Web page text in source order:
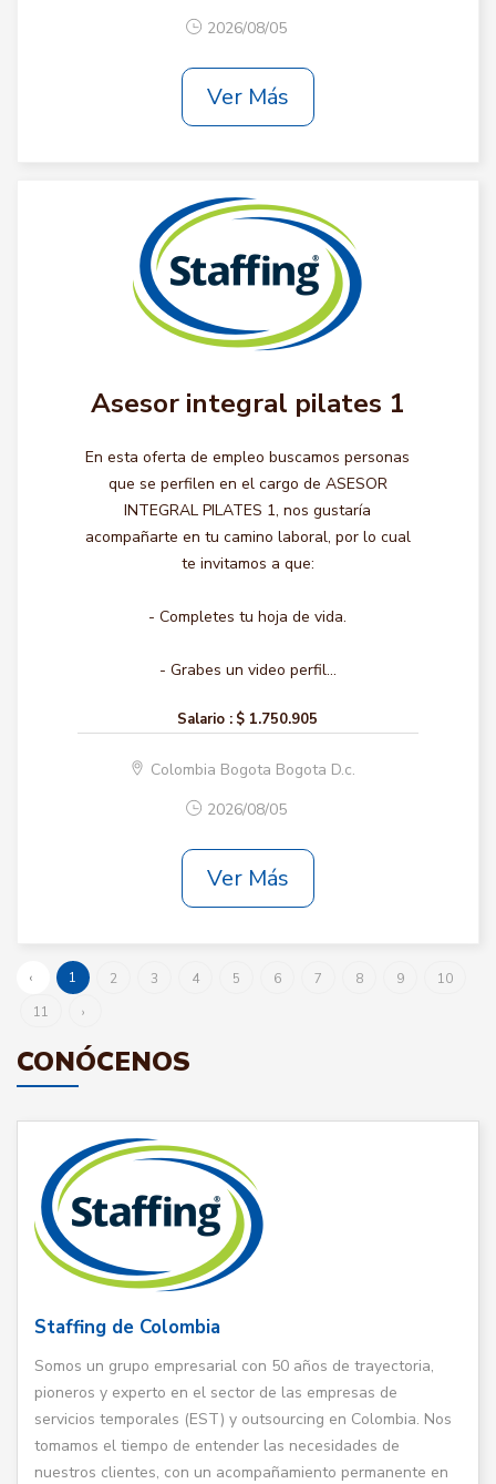
2026/08/05
Ver Más
Asesor integral pilates 1
En esta oferta de empleo buscamos personas
que se perfilen en el cargo de ASESOR
INTEGRAL PILATES 1, nos gustaría
acompañarte en tu camino laboral, por lo cual
te invitamos a que:
- Completes tu hoja de vida.
- Grabes un video perfil...
Salario : $ 1.750.905
Colombia Bogota Bogota D.c.
2026/08/05
Ver Más
‹ 1 2 3 4 5 6 7 8 9
10
11
›
CONÓCENOS
Staffing de Colombia
Somos un grupo empresarial con 50 años de trayectoria,
pioneros y experto en el sector de las empresas de
servicios temporales (EST) y outsourcing en Colombia. Nos
tomamos el tiempo de entender las necesidades de
nuestros clientes, con un acompañamiento permanente en